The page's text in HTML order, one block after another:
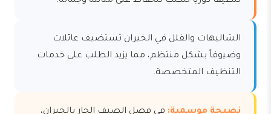
الشاليهات والفلل في الخيران تستضيف عائلات
وضيوفاً بشكل منتظم، مما يزيد الطلب على خدمات
التنظيف المتخصصة.
نصيحة موسمية: في فصل الصيف الحار بالخيران،